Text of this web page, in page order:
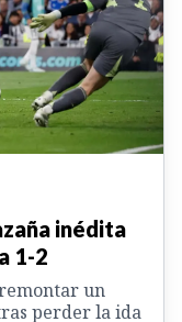
inédita
1-2
un
perder la ida